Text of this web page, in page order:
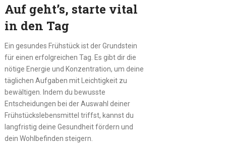
Auf geht’s, starte vital
in den Tag
Ein gesundes Frühstück ist der Grundstein
für einen erfolgreichen Tag. Es gibt dir die
nötige Energie und Konzentration, um deine
täglichen Aufgaben mit Leichtigkeit zu
bewältigen. Indem du bewusste
Entscheidungen bei der Auswahl deiner
Frühstückslebensmittel triffst, kannst du
langfristig deine Gesundheit fördern und
dein Wohlbefinden steigern.